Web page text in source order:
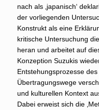
nach als ‚japanisch‘
der vorliegenden
Konstrukt als eine
kritische Untersuchung
heran und arbeitet auf
Konzeption Suzukis
Entstehungsprozesse
Übertragungswege
und kulturellen Kontext
Dabei erweist sich die